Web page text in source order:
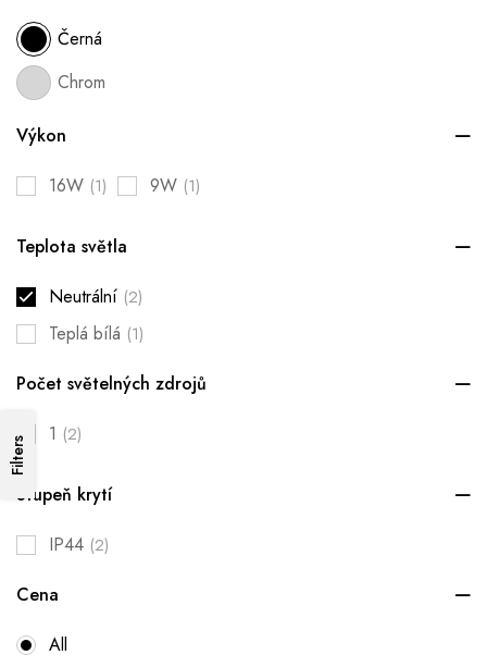
Černá
Chrom
Výkon
16W (1) 9W (1)
Teplota světla
Neutrální (2)
Teplá bílá (1)
Počet světelných zdrojů
1 (2)
Stupeň krytí
IP44 (2)
Cena
All
Filters